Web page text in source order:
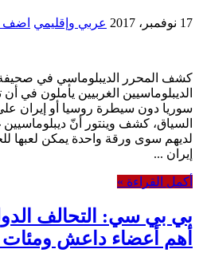
17 نوفمبر، 2017 عربي وإقليمي اضف
كشف المحرر الديبلوماسي في صحيفة
الديبلوماسيين الغربيين يأملون في
سوريا دون سيطرة روسيا أو إيران
السياق، كشف وينتور أنّ ديبلوماسيين
لديهم سوى ورقة واحدة يمكن لعبها
إيران ...
أكمل القراءة »
بي بي سي: التحالف
أهم أعضاء داعش ومئات